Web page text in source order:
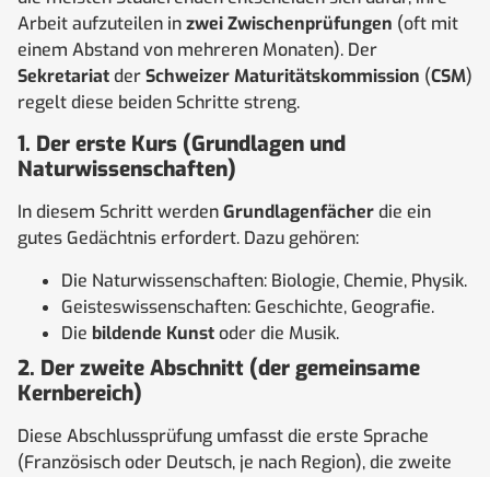
Arbeit aufzuteilen inzwei Zwischenprüfungen (oft mit
einem Abstand von mehreren Monaten). Der
SekretariatderSchweizer Maturitätskommission (CSM)
regelt diese beiden Schritte streng.
1. Der erste Kurs (Grundlagen und
Naturwissenschaften)
In diesem Schritt werdenGrundlagenfächerdie ein
gutes Gedächtnis erfordert. Dazu gehören:
Die Naturwissenschaften: Biologie, Chemie, Physik.
Geisteswissenschaften: Geschichte, Geografie.
Die bildende Kunstoder die Musik.
2. Der zweite Abschnitt (der gemeinsame
Kernbereich)
Diese Abschlussprüfung umfasst die erste Sprache
(Französisch oder Deutsch, je nach Region), die zweite